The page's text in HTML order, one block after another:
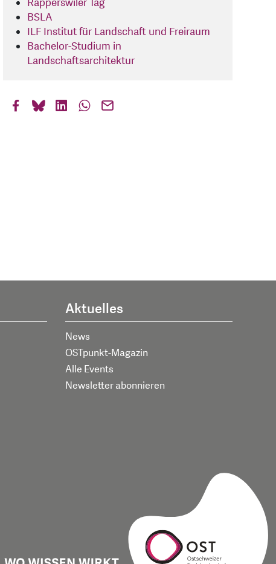
BSLA
ILF Institut für Landschaft und Freiraum
Bachelor-Studium in
Landschaftsarchitektur
Aktuelles
News
OSTpunkt-Magazin
Alle Events
Newsletter abonnieren